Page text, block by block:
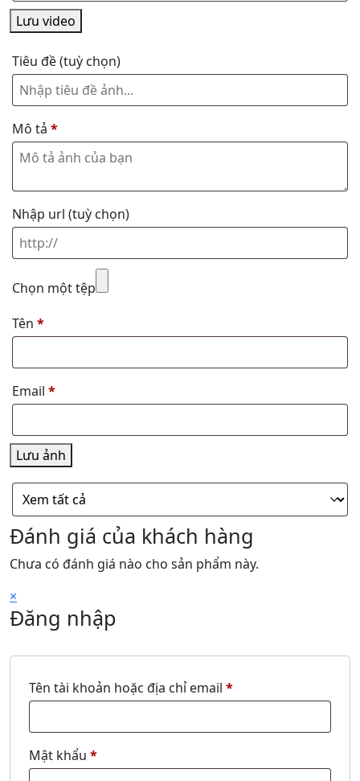
Lưu video
Tiêu đề(tuỳ chọn)
Mô tả *
Nhập url (tuỳ chọn)
Chọn một tệp
Tên *
Email *
Lưu ảnh
Đánh giá của khách hàng
Chưa có đánh giá nào cho sản phẩm này.
×
Đăng nhập
Tên tài khoản hoặc địa chỉ email *Bắt
Mật khẩu *Bắt